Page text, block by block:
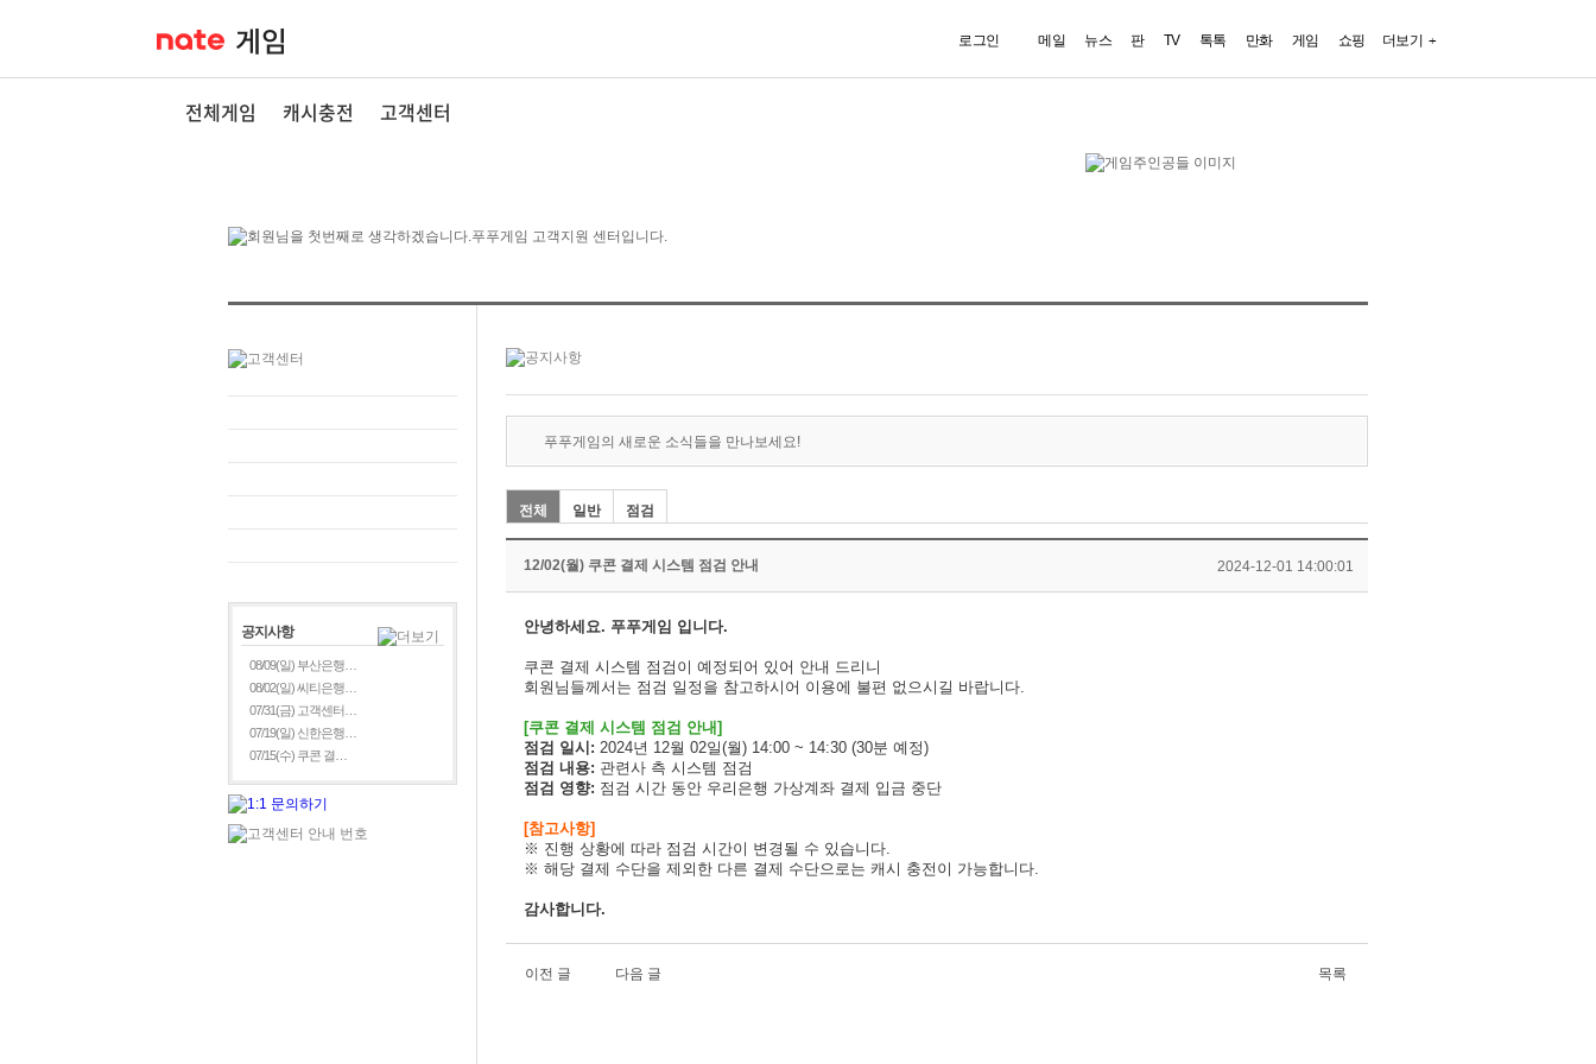
로그인 메일 뉴스 판 TV 톡톡 만화 게임 쇼핑 더보기
전체게임 캐시충전 고객센터
공지사항
08/09(일) 부산은행…
08/02(일) 씨티은행…
07/31(금) 고객센터…
07/19(일) 신한은행…
07/15(수) 쿠콘 결…
푸푸게임의 새로운 소식들을 만나보세요!
전체 일반 점검
12/02(월) 쿠콘 결제 시스템 점검 안내 2024-12-01 14:00:01
안녕하세요. 푸푸게임 입니다.
쿠콘 결제 시스템 점검이 예정되어 있어 안내 드리니
회원님들께서는 점검 일정을 참고하시어 이용에 불편 없으시길 바랍니다.
[쿠콘 결제 시스템 점검 안내]
점검 일시: 2024년 12월 02일(월) 14:00 ~ 14:30 (30분 예정)
점검 내용: 관련사 측 시스템 점검
점검 영향: 점검 시간 동안 우리은행 가상계좌 결제 입금 중단
[참고사항]
※ 진행 상황에 따라 점검 시간이 변경될 수 있습니다.
※ 해당 결제 수단을 제외한 다른 결제 수단으로는 캐시 충전이 가능합니다.
감사합니다.
이전 글 다음 글 목록